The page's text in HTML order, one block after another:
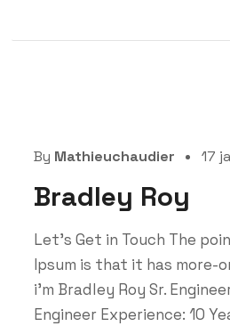
By Mathieuchaudier 17
Bradley Roy
Let’s Get in Touch The
Ipsum is that it has more-
i'm Bradley Roy Sr.
Engineer Experience: 10